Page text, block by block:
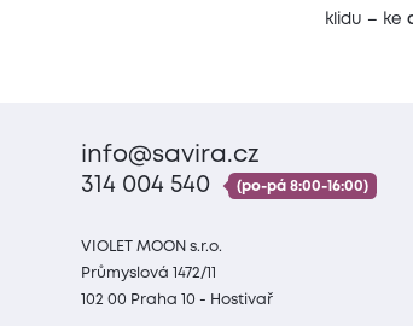
klidu – ke
info@savira.cz
314 004 540
(po-pá 8:00-16:00)
VIOLET MOON s.r.o.
Průmyslová 1472/11
102 00 Praha 10 - Hostivař